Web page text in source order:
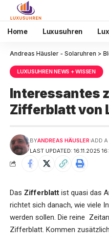
Home Luxusuhren
Andreas Häusler - Solaruhren >
LUXUSUHREN NEWS + WISSEN
Interessantes
Zifferblatt von
LAST UPDATED: 16.11.2025
BYANDREAS HÄUSLER ADD
Das Zifferblatt ist quasi das
richtet sich danach, wie viele
werden sollen. Die reine
Zifferblatt. Kommen